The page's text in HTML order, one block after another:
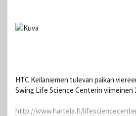
HTC Keilaniemen tulevan paikan
Swing Life Science Centerin viimeinen
http://www.hartela.fi/lifesciencecenter